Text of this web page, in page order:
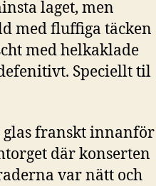
laget, men
med fluffiga täcken
med helkaklade
Speciellt til
glas franskt innanför
där konserten
var nätt och